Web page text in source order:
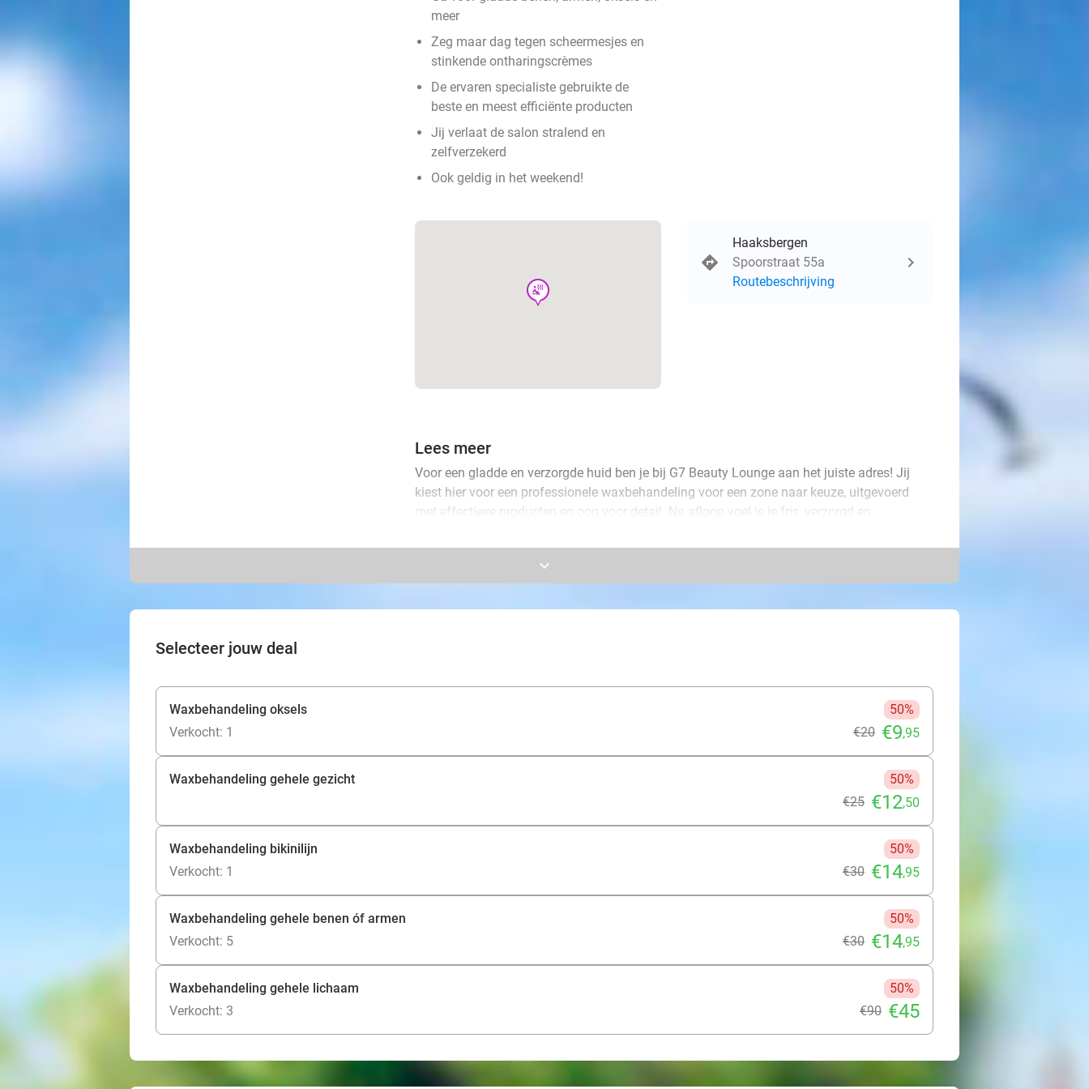
meer
Zeg maar dag tegen scheermesjes en
stinkende ontharingscrèmes
De ervaren specialiste gebruikte de
beste en meest efficiënte producten
Jij verlaat de salon stralend en
zelfverzekerd
Ook geldig in het weekend!
wellness
Haaksbergen
Spoorstraat 55a
Routebeschrijving
Lees meer
Voor een gladde en verzorgde huid ben je bij G7 Beauty Lounge aan het juiste adres! Jij
kiest hier voor een professionele waxbehandeling voor een zone naar keuze, uitgevoerd
met effectieve producten en oog voor detail. Na afloop voel je je fris, verzorgd en
Je hebt de keuze uit verschillende zones, zoals het hele gezicht, lichaam, armen of
ongewenste haartjes. Ervaar het zelf!
keyboard_arrow_down
Selecteer jouw deal
Waxbehandeling oksels
50%
Verkocht: 1
€20 €9,95
Waxbehandeling gehele gezicht
50%
€25 €12,50
Waxbehandeling bikinilijn
50%
Verkocht: 1
€30 €14,95
Waxbehandeling gehele benen óf armen
50%
Verkocht: 5
€30 €14,95
Waxbehandeling gehele lichaam
50%
Verkocht: 3
€90 €45